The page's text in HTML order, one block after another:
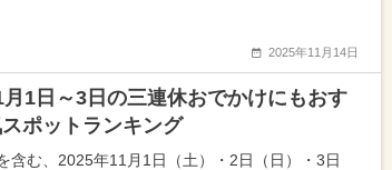
2025年11月14日
月1日～3日の三連休おでかけにもおす
ポットランキング
含む、2025年11月1日（土）・2日（日）・3日